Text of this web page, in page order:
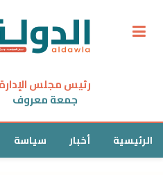
رئيس مجلس الإدارة
جمعة معروف
الرئيسية أخبار سياسة